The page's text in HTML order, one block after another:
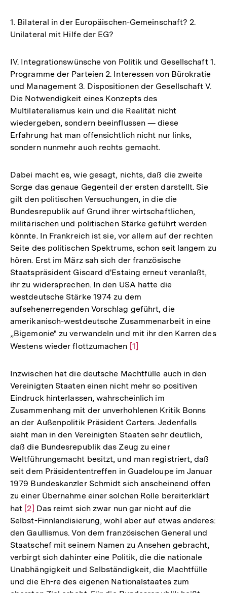
1. Bilateral in der Europäischen-Gemeinschaft? 2.
Unilateral mit Hilfe der EG?
IV. Integrationswünsche von Politik und Gesellschaft 1.
Programme der Parteien 2. Interessen von Bürokratie
und Management 3. Dispositionen der Gesellschaft V.
Die Notwendigkeit eines Konzepts des
Multilateralismus kein und die Realität nicht
wiedergeben, sondern beeinflussen — diese
Erfahrung hat man offensichtlich nicht nur links,
sondern nunmehr auch rechts gemacht.
Dabei macht es, wie gesagt, nichts, daß die zweite
Sorge das genaue Gegenteil der ersten darstellt. Sie
gilt den politischen Versuchungen, in die die
Bundesrepublik auf Grund ihrer wirtschaftlichen,
militärischen und politischen Stärke geführt werden
könnte. In Frankreich ist sie, vor allem auf der rechten
Seite des politischen Spektrums, schon seit langem zu
hören. Erst im März sah sich der französische
Staatspräsident Giscard d'Estaing erneut veranlaßt,
ihr zu widersprechen. In den USA hatte die
westdeutsche Stärke 1974 zu dem
aufsehenerregenden Vorschlag geführt, die
amerikanisch-westdeutsche Zusammenarbeit in eine
„Bigemonie" zu verwandeln und mit ihr den Karren des
Westens wieder flottzumachen Zur
der
Fußnote
[1]
Inzwischen hat die deutsche Machtfülle auch in den
Vereinigten Staaten einen nicht mehr so positiven
Eindruck hinterlassen, wahrscheinlich im
Zusammenhang mit der unverhohlenen Kritik Bonns
an der Außenpolitik Präsident Carters. Jedenfalls
sieht man in den Vereinigten Staaten sehr deutlich,
daß die Bundesrepublik das Zeug zu einer
Weltführungsmacht besitzt, und man registriert, daß
seit dem Präsidententreffen in Guadeloupe im Januar
1979 Bundeskanzler Schmidt sich anscheinend offen
zu einer Übernahme einer solchen Rolle bereiterklärt
hat Zur
Auflösung
der
Fußnote
[2] Das reimt sich zwar nun gar nicht auf die
Selbst-Finnlandisierung, wohl aber auf etwas anderes:
den Gaullismus. Von dem französischen General und
Staatschef mit seinem Namen zu Ansehen gebracht,
verbirgt sich dahinter eine Politik, die die nationale
Unabhängigkeit und Selbständigkeit, die Machtfülle
und die Eh-re des eigenen Nationalstaates zum